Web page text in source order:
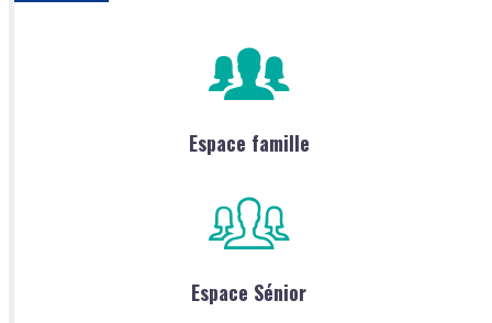
Espace famille
Espace Sénior